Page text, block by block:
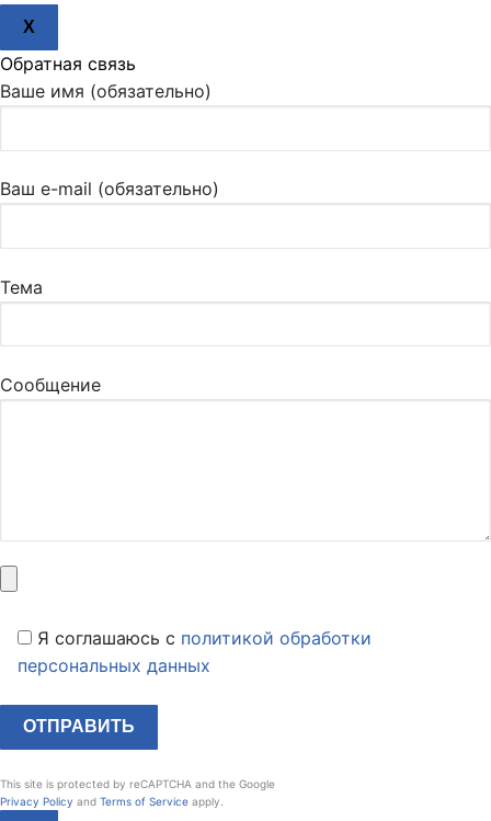
X
Обратная связь
Ваше имя (обязательно)
Ваш e-mail (обязательно)
Тема
Сообщение
Я соглашаюсь c политикой обработки
персональных данных
This site is protected by reCAPTCHA and the Google
Privacy Policy and Terms of Service apply.